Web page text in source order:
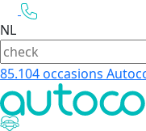
NL
85.104occasions